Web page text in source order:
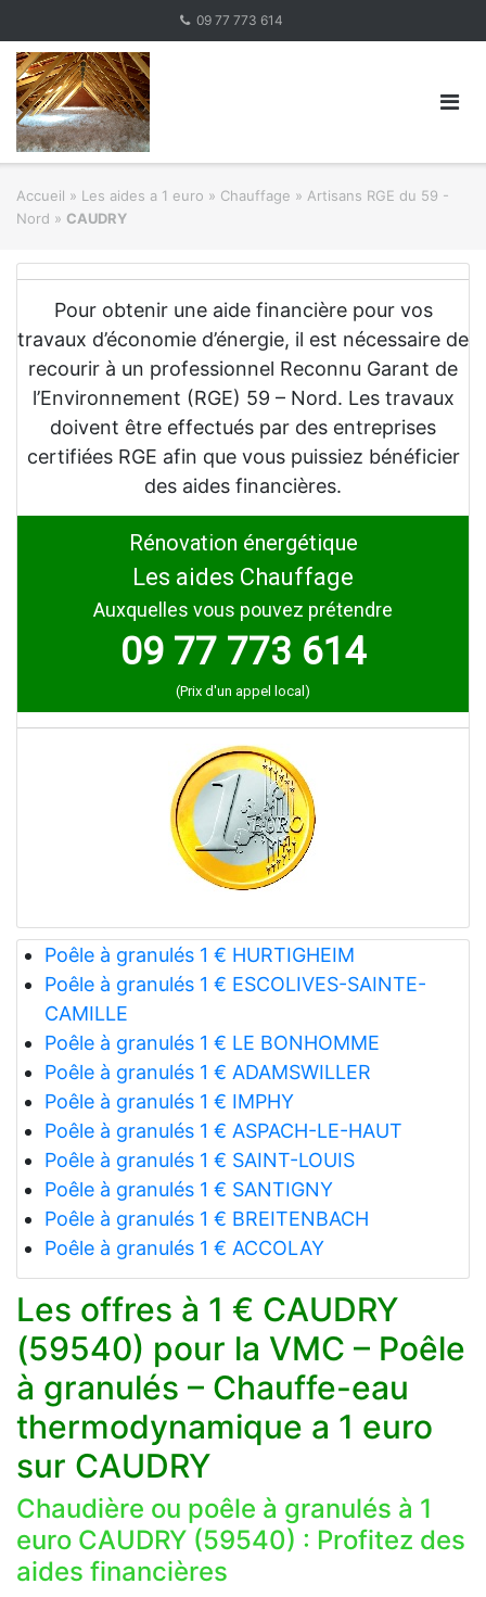
content
09 77 773 614
Accueil » Les aides a 1 euro » Chauffage » Artisans RGE du 59 -
Nord » CAUDRY
Pour obtenir une aide financière pour vos
travaux d’économie d’énergie, il est nécessaire de
recourir à un professionnel Reconnu Garant de
l’Environnement (RGE) 59 – Nord. Les travaux
doivent être effectués par des entreprises
certifiées RGE afin que vous puissiez bénéficier
des aides financières.
Rénovation énergétique
Les aides Chauffage
Auxquelles vous pouvez prétendre
09 77 773 614
(Prix d'un appel local)
Poêle à granulés 1 € HURTIGHEIM
Poêle à granulés 1 € ESCOLIVES-SAINTE-
CAMILLE
Poêle à granulés 1 € LE BONHOMME
Poêle à granulés 1 € ADAMSWILLER
Poêle à granulés 1 € IMPHY
Poêle à granulés 1 € ASPACH-LE-HAUT
Poêle à granulés 1 € SAINT-LOUIS
Poêle à granulés 1 € SANTIGNY
Poêle à granulés 1 € BREITENBACH
Poêle à granulés 1 € ACCOLAY
Les offres à 1 € CAUDRY
(59540) pour la VMC – Poêle
à granulés – Chauffe-eau
thermodynamique a 1 euro
sur CAUDRY
Chaudière ou poêle à granulés à 1
euro CAUDRY (59540) : Profitez des
aides financières